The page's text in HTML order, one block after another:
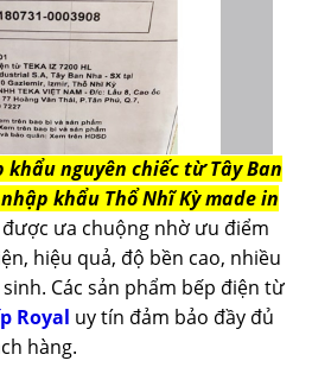
nguyên chiếc từ Tây Ban
khẩu Thổ Nhĩ Kỳ made in
ưa chuộng nhờ ưu điểm
hiệu quả, độ bền cao, nhiều
Các sản phẩm bếp điện từ
Royal uy tín đảm bảo đầy đủ
hàng.